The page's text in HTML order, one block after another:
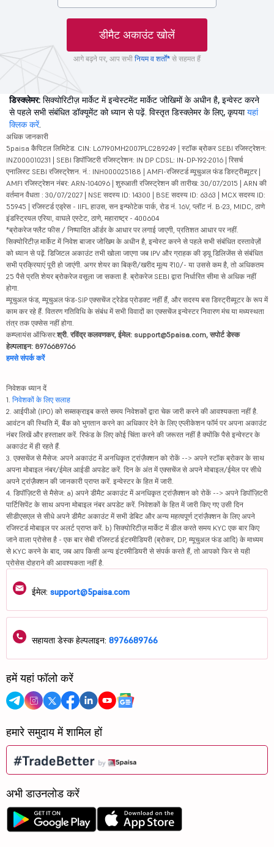
डीमैट अकाउंट खोलें
आगे बढ़ने पर, आप सभी नियम व शर्तों* से सहमत हैं
डिस्क्लेमर: सिक्योरिटीज़ मार्केट में इन्वेस्टमेंट मार्केट जोखिमों के अधीन है, इन्वेस्ट करने
से पहले सभी संबंधित डॉक्यूमेंट को ध्यान से पढ़ें. विस्तृत डिस्क्लेमर के लिए, कृपयायहां
क्लिक करें.
अधिक जानकारी
5paisa कैपिटल लिमिटेड. CIN: L67190MH2007PLC289249 | स्टॉक ब्रोकर SEBI रजिस्ट्रेशन:
INZ000010231 | SEBI डिपॉजिटरी रजिस्ट्रेशन: IN DP CDSL: IN-DP-192-2016 | रिसर्च
एनालिस्ट SEBI रजिस्ट्रेशन. नं.: INH000025188 | AMFI-रजिस्टर्ड म्यूचुअल फंड डिस्ट्रीब्यूटर |
AMFI रजिस्ट्रेशन नंबर: ARN-104096 | शुरुआती रजिस्ट्रेशन की तारीख: 30/07/2015 | ARN की
वर्तमान वैधता : 30/07/2027 | NSE सदस्य ID: 14300 | BSE सदस्य ID: 6363 | MCX सदस्य ID:
55945 | रजिस्टर्ड एड्रेस - IIFL हाउस, सन इन्फोटेक पार्क, रोड नं. 16V, प्लॉट नं. B-23, MIDC, ठाणे
इंडस्ट्रियल एरिया, वाघले एस्टेट, ठाणे, महाराष्ट्र - 400604
*ब्रोकरेज फ्लैट फीस / निष्पादित ऑर्डर के आधार पर लगाई जाएगी, प्रतिशत आधार पर नहीं.
सिक्योरिटीज़ मार्केट में निवेश बाजार जोखिम के अधीन है, इन्वेस्ट करने से पहले सभी संबंधित दस्तावेज़ों
को ध्यान से पढ़ें. डिजिटल अकाउंट तभी खोला जाएगा जब IPV और ग्राहक की ड्यू डिलिजेंस से संबंधित
सभी प्रक्रियाएं पूरी हो जाएंगी. अगर शेयर का बिक्री/खरीद मूल्य ₹10/- या उससे कम है, तो अधिकतम
25 पैसे प्रति शेयर ब्रोकरेज वसूला जा सकता है. ब्रोकरेज SEBI द्वारा निर्धारित सीमा से अधिक नहीं
होगा.
म्यूचुअल फंड, म्यूचुअल फंड-SIP एक्सचेंज ट्रेडेड प्रोडक्ट नहीं हैं, और सदस्य बस डिस्ट्रीब्यूटर के रूप में
काम कर रहे हैं. वितरण गतिविधि के संबंध में सभी विवादों का एक्सचेंज इन्वेस्टर निवारण मंच या मध्यस्थता
तंत्र तक एक्सेस नहीं होगा.
कम्प्लायंस ऑफिसर:श्री. रविंद्र कलवणकर, ईमेल: support@5paisa.com, सपोर्ट डेस्क
हेल्पलाइन: 8976689766
हमसे संपर्क करें
निवेशक ध्यान दें
1. निवेशकों के लिए सलाह
2. आईपीओ (IPO) को सब्सक्राइब करते समय निवेशकों द्वारा चेक जारी करने की आवश्यकता नहीं है.
आवंटन की स्थिति में, बैंक को भुगतान करने का अधिकार देने के लिए एप्लीकेशन फॉर्म पर अपना अकाउंट
नंबर लिखें और हस्ताक्षर करें. रिफंड के लिए कोई चिंता करने की जरूरत नहीं है क्योंकि पैसे इन्वेस्टर के
अकाउंट में ही रहते हैं.
3. एक्सचेंज से मैसेज: अपने अकाउंट में अनधिकृत ट्रांज़ैक्शन को रोकें --> अपने स्टॉक ब्रोकर के साथ
अपना मोबाइल नंबर/ईमेल आईडी अपडेट करें. दिन के अंत में एक्सचेंज से अपने मोबाइल/ईमेल पर सीधे
अपने ट्रांज़ैक्शन की जानकारी प्राप्त करें. इन्वेस्टर के हित में जारी.
4. डिपॉज़िटरी से मैसेज: a) अपने डीमैट अकाउंट में अनधिकृत ट्रांज़ैक्शन को रोकें --> अपने डिपॉज़िटरी
पार्टिसिपेंट के साथ अपना मोबाइल नंबर अपडेट करें. निवेशकों के हित में जारी किए गए उसी दिन
सीडीएसएल से सीधे अपने डीमैट अकाउंट में सभी डेबिट और अन्य महत्वपूर्ण ट्रांज़ैक्शन के लिए अपने
रजिस्टर्ड मोबाइल पर अलर्ट प्राप्त करें. b) सिक्योरिटीज़ मार्केट में डील करते समय KYC एक बार किए
जाने वाला प्रोसेस है - एक बार सेबी रजिस्टर्ड इंटरमीडियरी (ब्रोकर, DP, म्यूचुअल फंड आदि) के माध्यम
से KYC करने के बाद, जब आप किसी अन्य इंटरमीडियरी से संपर्क करते हैं, तो आपको फिर से यही
प्रोसेस दोहराने की आवश्यकता नहीं है.
ईमेल: support@5paisa.com
सहायता डेस्क हेल्पलाइन: 8976689766
हमें यहां फॉलो करें
हमारे समुदाय में शामिल हों
अभी डाउनलोड करें